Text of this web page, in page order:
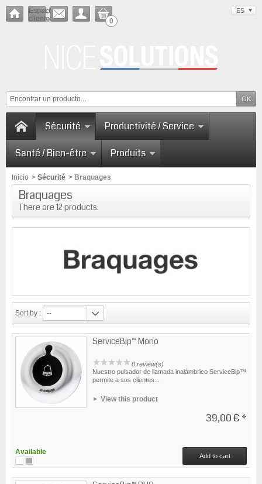
Espacio
cliente
ES
0
Sécurité
Productivité / Service
Santé / Bien-être
Produits
Inicio > Sécurité > Braquages
Braquages
There are 12 products.
Sort by : --
ServiceBip™ Mono
0 review(s)
Nuestro pulsador de llamada inalámbrico ServiceBip™
permite a sus clientes...
View this product
39,00 € *
Available Add to cart